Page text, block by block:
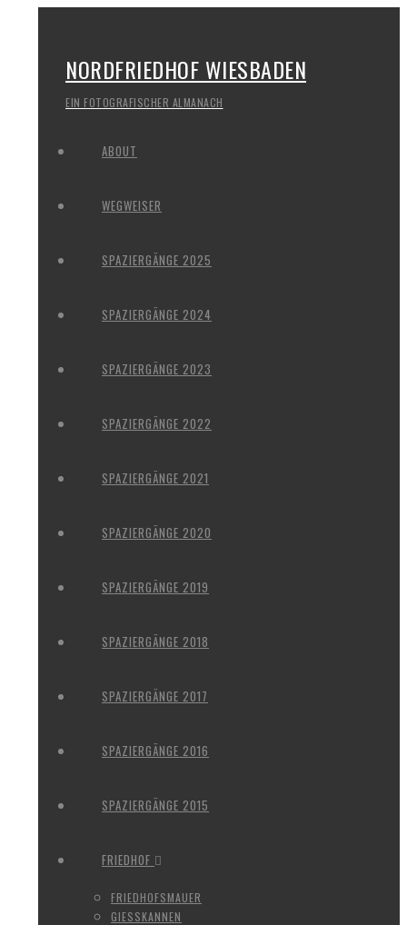
NORDFRIEDHOF WIESBADEN
EIN FOTOGRAFISCHER ALMANACH
ABOUT
WEGWEISER
SPAZIERGÄNGE 2025
SPAZIERGÄNGE 2024
SPAZIERGÄNGE 2023
SPAZIERGÄNGE 2022
SPAZIERGÄNGE 2021
SPAZIERGÄNGE 2020
SPAZIERGÄNGE 2019
SPAZIERGÄNGE 2018
SPAZIERGÄNGE 2017
SPAZIERGÄNGE 2016
SPAZIERGÄNGE 2015
FRIEDHOF
FRIEDHOFSMAUER
GIESSKANNEN